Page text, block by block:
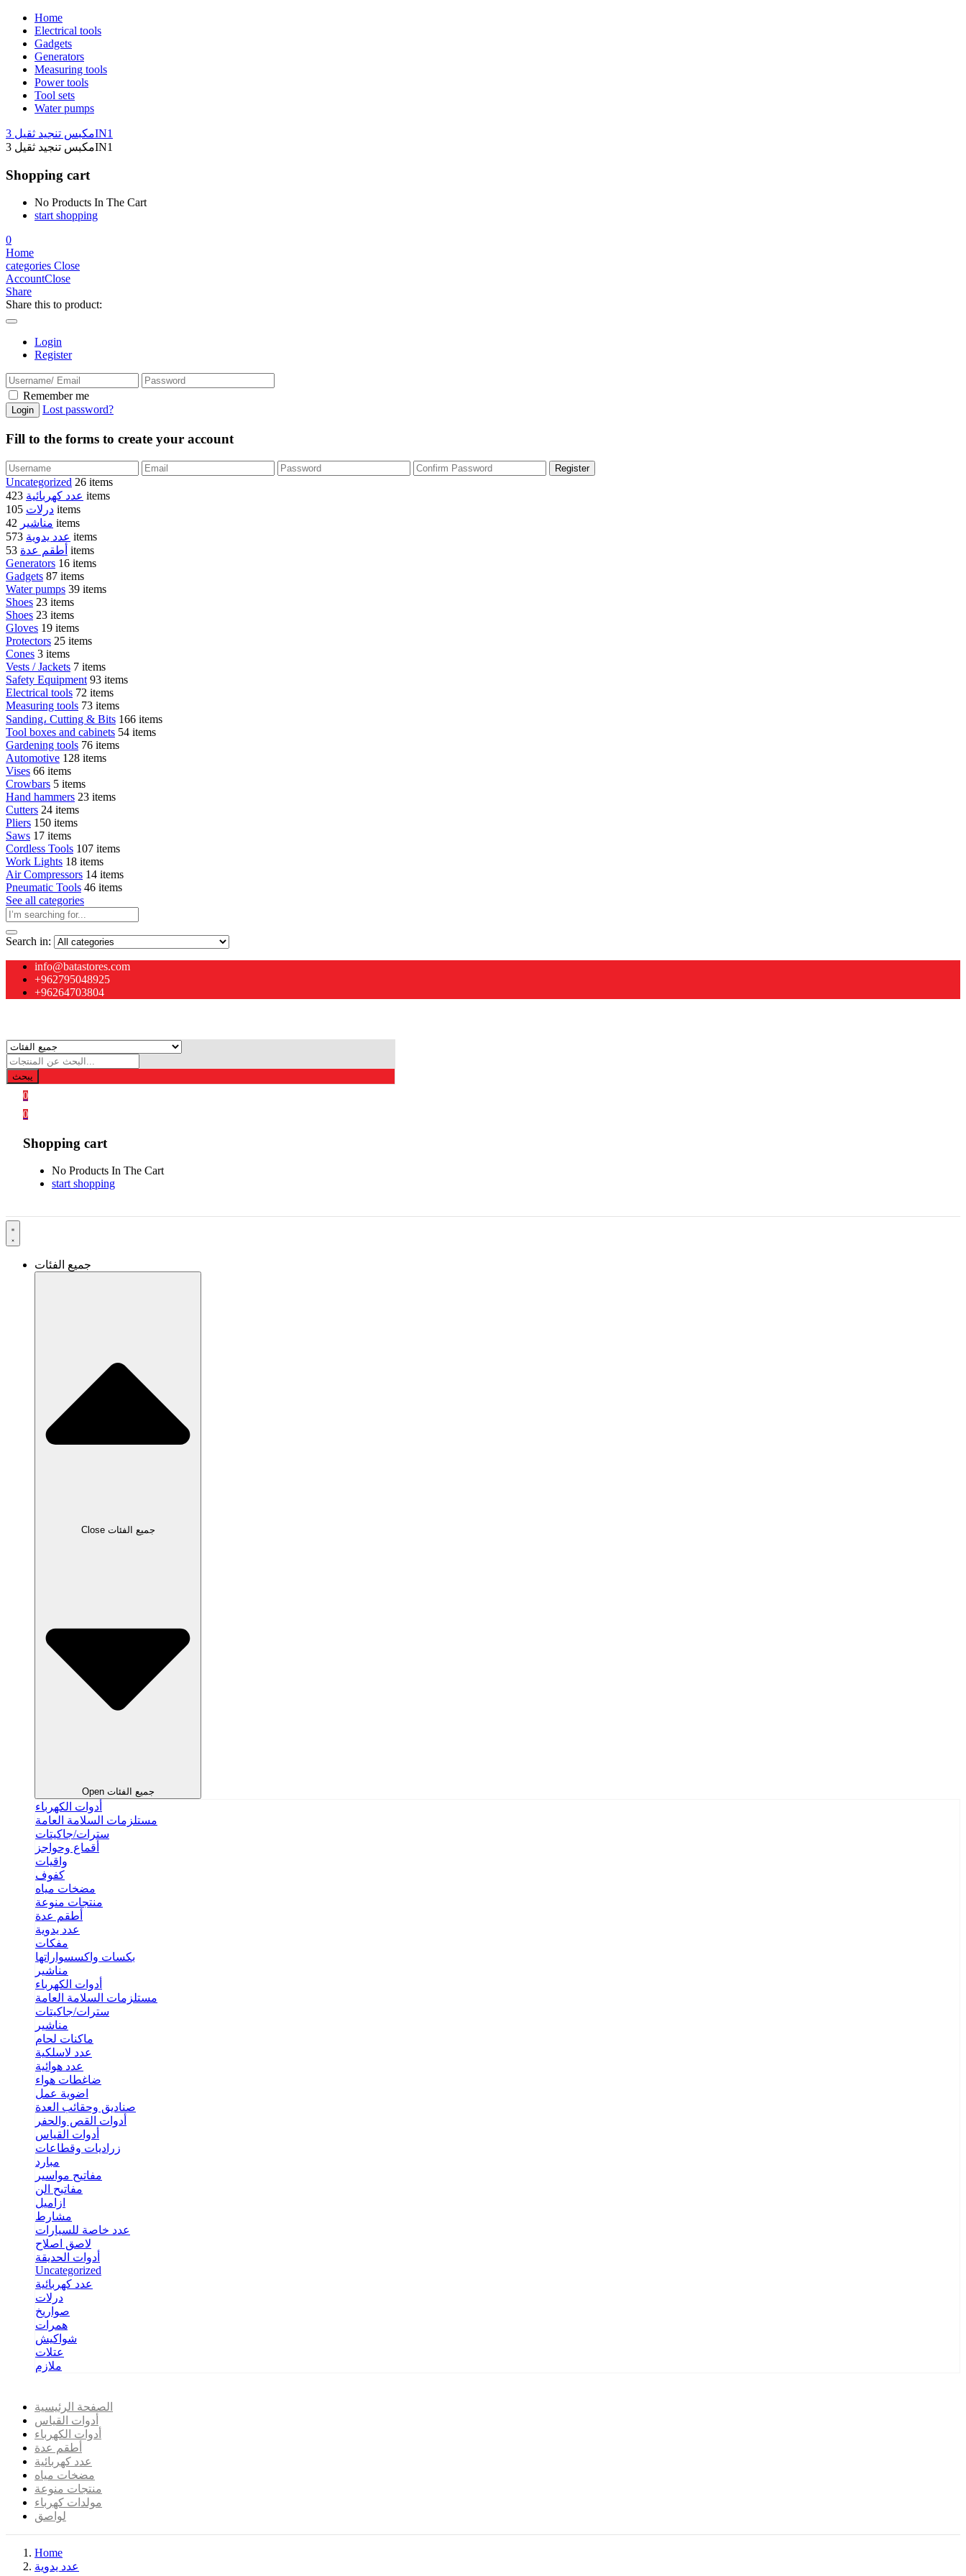
Home
Electrical tools
Gadgets
Generators
Measuring tools
Power tools
Tool sets
Water pumps
مكبس تنجيد ثقيل 3IN1
مكبس تنجيد ثقيل 3IN1
Shopping cart
No Products In The Cart
start shopping
0
Home
categories Close
AccountClose
Share
Share this to product:
Login
Register
Remember me
Lost password?
Fill to the forms to create your account
Uncategorized 26 items
عدد كهربائية 423 items
درلات 105 items
مناشير 42 items
عدد يدوية 573 items
أطقم عدة 53 items
Generators 16 items
Gadgets 87 items
Water pumps 39 items
Shoes 23 items
Shoes 23 items
Gloves 19 items
Protectors 25 items
Cones 3 items
Vests / Jackets 7 items
Safety Equipment 93 items
Electrical tools 72 items
Measuring tools 73 items
Sanding، Cutting & Bits 166 items
Tool boxes and cabinets 54 items
Gardening tools 76 items
Automotive 128 items
Vises 66 items
Crowbars 5 items
Hand hammers 23 items
Cutters 24 items
Pliers 150 items
Saws 17 items
Cordless Tools 107 items
Work Lights 18 items
Air Compressors 14 items
Pneumatic Tools 46 items
See all categories
Search in:
info@batastores.com
+962795048925
+96264703804
يبحث
0
0
Shopping cart
No Products In The Cart
start shopping
جميع الفئات
Close جميع الفئات
Open جميع الفئات
أدوات الكهرباء
مستلزمات السلامة العامة
سترات/جاكيتات
أقماع وحواجز
واقيات
كفوف
مضخات مياه
منتجات منوعة
أطقم عدة
عدد يدوية
مفكات
بكسات واكسسواراتها
مناشير
أدوات الكهرباء
مستلزمات السلامة العامة
سترات/جاكيتات
مناشير
ماكنات لحام
عدد لاسلكية
عدد هوائية
ضاغطات هواء
اضوية عمل
صناديق وحقائب العدة
أدوات القص والحفر
أدوات القياس
زراديات وقطاعات
مبارد
مفاتيح مواسير
مفاتيح الن
ازاميل
مشارط
عدد خاصة للسيارات
لاصق اصلاح
أدوات الحديقة
Uncategorized
عدد كهربائية
درلات
صواريخ
همرات
شواكيش
عتلات
ملازم
الصفحة الرئيسية
أدوات القياس
أدوات الكهرباء
أطقم عدة
عدد كهربائية
مضخات مياه
منتجات منوعة
مولدات كهرباء
لواصق
Home
عدد يدوية